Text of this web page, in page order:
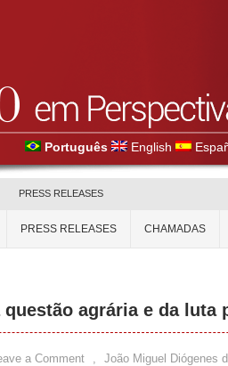
Português English
PRESS RELEASES
PRESS RELEASES CHAMADAS
questão agrária e da luta
a Comment , João Miguel Diógenes